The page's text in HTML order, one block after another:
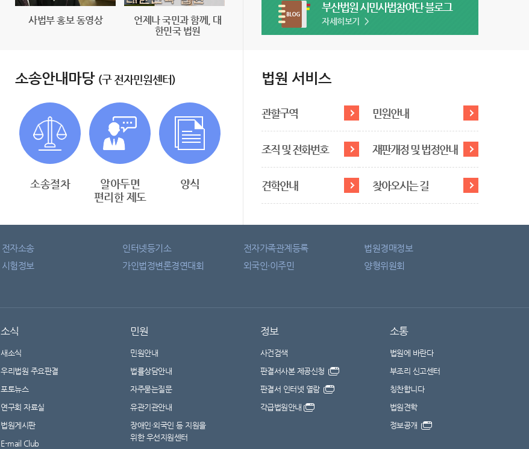
사법부 홍보 동영상
언제나 국민과 함께, 대
한민국 법원
부산법원 시민사법참여단 블로그
자세히보기 >
소송안내마당 (구 전자민원센터)
소송절차
알아두면
편리한 제도
양식
법원 서비스
관할구역 민원안내
조직 및 전화번호 재판개정 및 법정안내
견학안내 찾아오시는 길
전자소송 인터넷등기소 전자가족관계등록
법원경매정보
시험정보 가인법정변론경연대회 외국인·이주민
양형위원회
소식
새소식
우리법원 주요판결
포토뉴스
연구회 자료실
법원게시판
E-mail Club
민원
민원안내
법률상담안내
자주묻는질문
유관기관안내
장애인·외국인 등 지원을
위한 우선지원센터
정보
사건검색
판결서사본 제공신청
판결서 인터넷 열람
각급법원안내
소통
법원에 바란다
부조리 신고센터
칭찬합니다
법원견학
정보공개